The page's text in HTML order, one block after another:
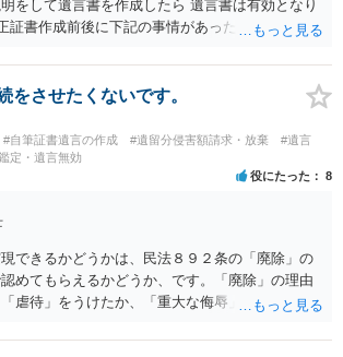
をして遺言書を作成したら 遺言書は有効となり
証書作成前後に下記の事情があったことが証明で
た母からの第一声は「ここにいたら殺される」
で、長男に聞くと「面会は出来ない。俺は携帯電
為に会っている」「母の話は聞かなくて良い」と
の後の電話でも「食事に毒が入っている」「体
いる」等、おかしかったです。 当時の診療記
介護記録を取得して 弁護士に面談で相談された
をさせたくないです。
#自筆証書遺言の作成 #遺留分侵害額請求・放棄
#遺言
定・遺言無効
役にたった 8
できるかどうかは、民法８９２条の「廃除」の
めてもらえるかどうか、です。「廃除」の理由
虐待」をうけたか、「重大な侮辱」を受けた
能です（民法８９３条）。 弁護士に具体的な事